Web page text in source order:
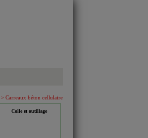
> Carreaux béton cellulaire
Colle et outillage